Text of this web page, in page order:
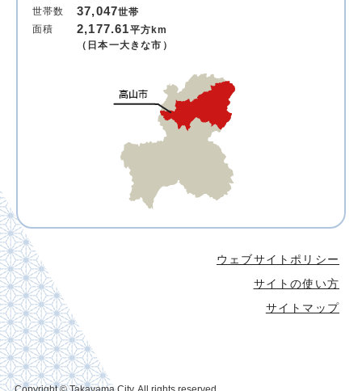
世帯数
37,047世帯
面積
2,177.61平方km
（日本一大きな市）
ウェブサイトポリシー
サイトの使い方
サイトマップ